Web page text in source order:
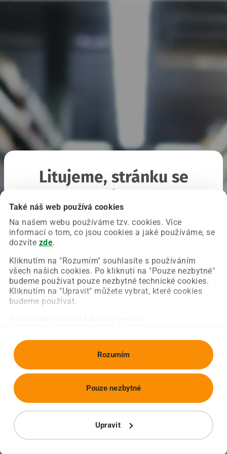
Také náš web používá cookies
Na našem webu používáme tzv. cookies. Více
informací o tom, co jsou cookies a jaké používáme, se
dozvíte zde.
Kliknutím na "Rozumím" souhlasíte s používáním
všech našich cookies. Po kliknutí na "Pouze nezbytné"
budeme používat pouze nezbytné technické cookies.
Kliknutím na "Upravit" můžete vybrat, které cookies
budeme používat.
Rozumím
Upravit
Pouze nezbytné
Litujeme, stránku se
Chyba nastala na naší straně a už ji opravujeme.
Zkuste prosím znovu načíst požadovanou stránku.
Obnovit stránku Úvodní strana